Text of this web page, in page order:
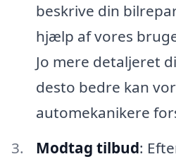
beskrive din
hjælp af vores
Jo mere detaljeret
desto bedre kan
automekanikere
Modtag tilbud: